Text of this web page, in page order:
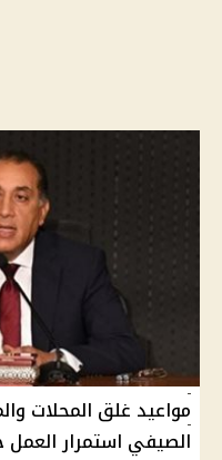
الصيفي استمرار العمل حتى 11 مساءً